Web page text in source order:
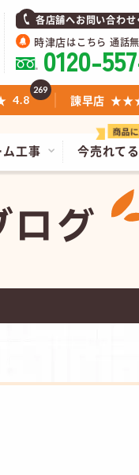
各店舗へお問い合わ
時津店はこちら 通話
0120-
今売れてる
工事
4.8
269
諫早店
ログ